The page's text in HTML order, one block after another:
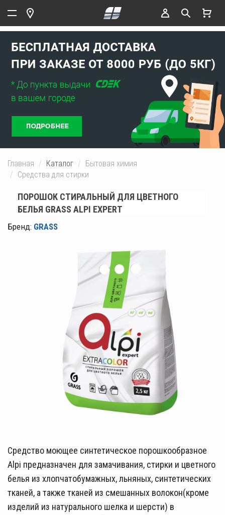
Главная Каталог
Бытовая химия
Средства для стирки
ПОРОШОК СТИРАЛЬНЫЙ ДЛЯ ЦВЕТНОГО
БЕЛЬЯ GRASS ALPI EXPERT
Бренд: GRASS
Средство моющее синтетическое порошкообразное
Alpi предназначен для замачивания, стирки и цветного
белья из хлопчатобумажных, льняных, синтетических
тканей, а также тканей из смешанных волокон(кроме
изделий из натурального шелка и шерсти) в